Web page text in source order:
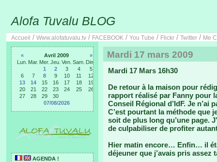
Alofa Tuvalu BLOG
Accueil / Www.alofatuvalu.tv / FACEBOOK / You Tube / Flickr / Twitter / Me
« Avril 2009
»
Lun. Mar. Mer. Jeu. Ven. Sam. Dim.
1
2 3 4
5
6
7 8 9 10 11
12
13
14 15 16 17 18
19
20
21 22 23 24 25
26
27
28 29
30
07/08/2026
AGENDA !
Mardi 17 mars 2009
Mardi 17 Mars 16h30
De retour à la maison pour
rapport réalisé par Fanny pour
Conseil Régional d’IdF. Je
C’est pourtant la méthode que
soit de plus long qu’une page.
de culpabiliser de profiter
Hier matin encore… Enfin… il
déjeuner que j’avais pris assez